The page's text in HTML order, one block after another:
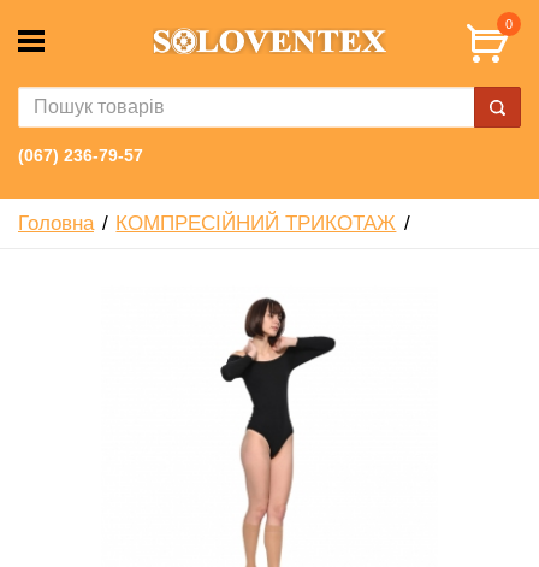
0
(067) 236-79-57
Головна КОМПРЕСІЙНИЙ ТРИКОТАЖ